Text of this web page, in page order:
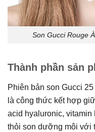
Son Gucci Rouge
Thành phần sản
Phiên bản son Gucci
là công thức kết hợp
acid hyaluronic, vitamin
thỏi son dưỡng môi với